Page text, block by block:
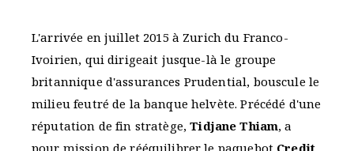
L'arrivée en juillet 2015 à Zurich du Franco-
Ivoirien, qui dirigeait jusque-là le groupe
britannique d'assurances Prudential, bouscule le
milieu feutré de la banque helvète. Précédé d'une
réputation de fin stratège,Tidjane Thiam, a